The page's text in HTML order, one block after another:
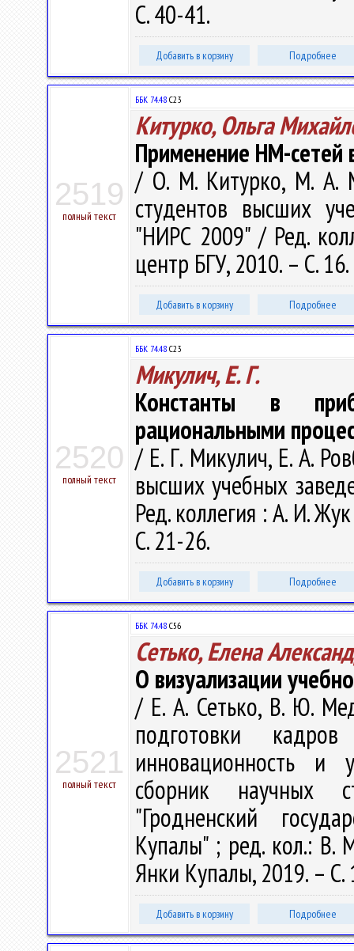
С. 40-41.
Добавить в корзину Подробнее
2519
полный текст
ББК 74.48 С23
Китурко, Ольга
Применение НМ-сетей
/ О. М. Китурко, М. А.
студентов высших
"НИРС 2009" / Ред.
центр БГУ, 2010. – С. 16.
Добавить в корзину Подробнее
2520
полный текст
ББК 74.48 С23
Микулич, Е. Г.
Константы в
рациональными
/ Е. Г. Микулич, Е. А.
высших учебных
Ред. коллегия : А. И.
С. 21-26.
Добавить в корзину Подробнее
2521
полный текст
ББК 74.48 С56
Сетько, Елена
О визуализации
/ Е. А. Сетько, В. Ю.
подготовки
инновационность и
сборник научных
"Гродненский
Купалы" ; ред. кол.: В.
Янки Купалы, 2019. –
Добавить в корзину Подробнее